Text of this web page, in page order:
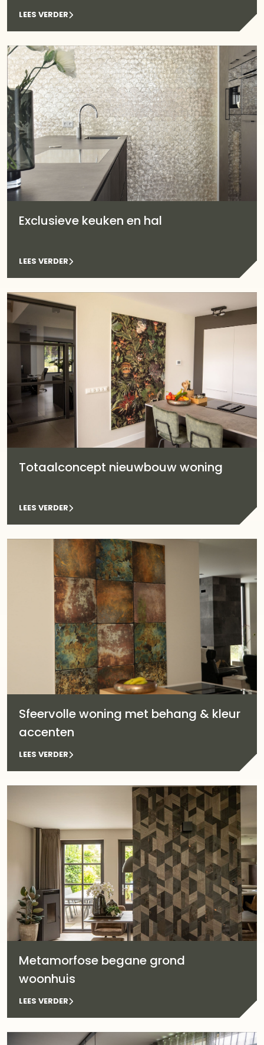
LEES VERDER
Exclusieve keuken en hal
LEES VERDER
Totaalconcept nieuwbouw woning
LEES VERDER
Sfeervolle woning met behang & kleur
accenten
LEES VERDER
Metamorfose begane grond
woonhuis
LEES VERDER